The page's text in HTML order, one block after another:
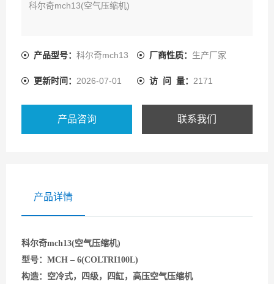
科尔奇mch13(空气压缩机)
产品型号： 科尔奇mch13 厂商性质： 生产厂家
更新时间： 2026-07-01 访 问 量： 2171
产品咨询 联系我们
产品详情
科尔奇mch13(空气压缩机)
型号： MCH – 6(COLTRI100L)
构造：空冷式，四级，四缸，高压空气压缩机